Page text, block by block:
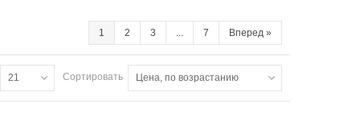
1 2 3 ... 7 Вперед »
Сортировать Цена, по возрастанию
21